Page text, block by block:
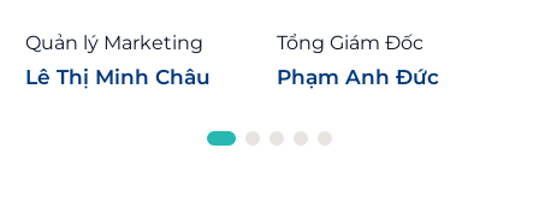
Quản lý Marketing
Lê Thị Minh Châu
Tổng Giám Đốc
Phạm Anh Đức